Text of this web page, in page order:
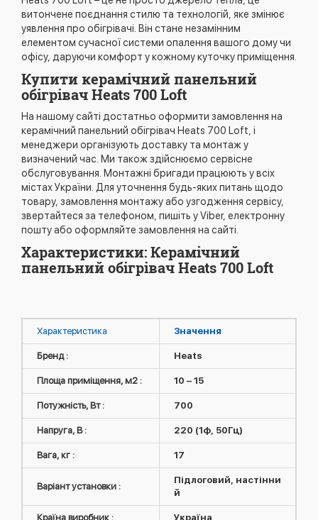
витончене поєднання стилю та технологій, яке змінює
уявлення про обігрівачі. Він стане незамінним
елементом сучасної системи опалення вашого дому чи
офісу, даруючи комфорт у кожному куточку приміщення.
Купити керамічний панельний
обігрівач Heats 700 Loft
На нашому сайті достатньо оформити замовлення на
керамічний панельний обігрівач Heats 700 Loft, і
менеджери організують доставку та монтаж у
визначений час. Ми також здійснюємо сервісне
обслуговування. Монтажні бригади працюють у всіх
містах України. Для уточнення будь-яких питань щодо
товару, замовлення монтажу або узгодження сервісу,
звертайтеся за телефоном, пишіть у Viber, електронну
пошту або оформляйте замовлення на сайті.
Характеристики: Керамічний
панельний обігрівач Heats 700 Loft
Характеристика Значення
Бренд : Heats
Площа приміщення, м2 : 10 – 15
Потужність, Вт : 700
Напруга, В : 220 (1ф, 50Гц)
Вага, кг : 17
Варіант установки :
Підлоговий, настінни
й
Країна виробник : Україна